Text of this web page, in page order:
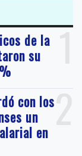
1
de la
su
2
con los
un
en